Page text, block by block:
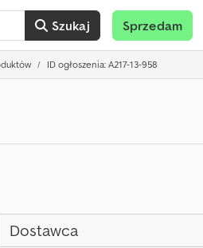
Szukaj Sprzedam
ID ogłoszenia: A217-13-958
Dostawca